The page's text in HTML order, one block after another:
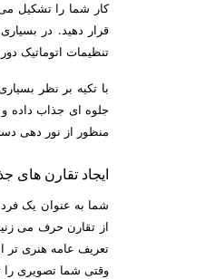
کار شما را تشکیل می
قرار دهید. در
تنظیمات اتوماتیک
با تکیه بر نظر
جلوه ای جذاب داده
منظور از نور دهی
ایجاد تقارن های
شما به عنوان یک
از تقارن حرف می
تعریف عامه هنری تر
وقتی شما تصویری را